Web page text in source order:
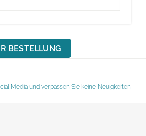
Media und verpassen Sie keine Neuigkeiten